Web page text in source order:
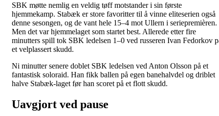
SBK møtte nemlig en veldig tøff motstander i sin første
hjemmekamp. Stabæk er store favoritter til å vinne eliteserien også
denne sesongen, og de vant hele 15–4 mot Ullern i seriepremièren.
Men det var hjemmelaget som startet best. Allerede etter fire
minutters spill tok SBK ledelsen 1–0 ved russeren Ivan Fedorkov
et velplassert skudd.
Ni minutter senere doblet SBK ledelsen ved Anton Olsson på et
fantastisk soloraid. Han fikk ballen på egen banehalvdel og driblet
halve Stabæk-laget før han scoret på et flott skudd.
Uavgjort ved pause